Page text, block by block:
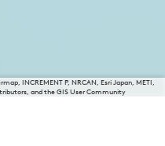
INCREMENT P, NRCAN, Esri Japan, METI,
and the GIS User Community